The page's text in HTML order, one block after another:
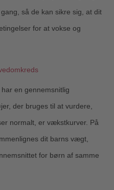
så de kan sikre sig, at dit
for at vokse og
en gennemsnitlig
der bruges til at vurdere,
normalt, er vækstkurver. På
dit barns vægt,
for børn af samme